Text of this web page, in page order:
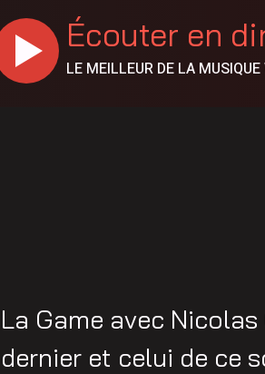
Écouter en
LE MEILLEUR DE LA MUSIQUE
La Game avec
dernier et celui de ce